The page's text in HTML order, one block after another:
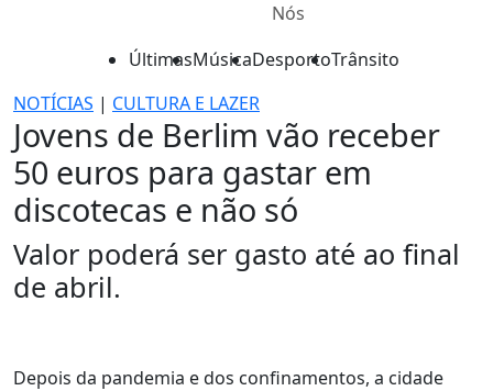
Nós
ÚltimasMúsicaDesportoTrânsito
NOTÍCIAS | CULTURA E LAZER
Jovens de Berlim vão receber
50 euros para gastar em
discotecas e não só
Valor poderá ser gasto até ao final
de abril.
Depois da pandemia e dos confinamentos, a cidade